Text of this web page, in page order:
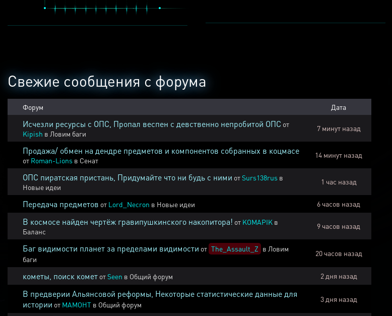
Свежие сообщения с форума
Форум Дата
Исчезли ресурсы с ОПС, Пропал веспен с девственно непробитой ОПС от
Kipish в Ловим баги
7 минут назад
Продажа/ обмен на дендре предметов и компонентов собранных в коцмасе
от Roman-Lions в Сенат
14 минут назад
ОПС пиратская пристань, Придумайте что ни будь с ними отSurs138rus в
Новые идеи
1 час назад
Передача предметов от Lord_Necron в Новые идеи 6 часов назад
В космосе найден чертёж гравипушкинского накопитора! от KOMAPIK в
Баланс
9 часов назад
Баг видимости планет за пределами видимости от The_Assault_Z в Ловим
баги
20 часов назад
кометы, поиск комет отSeen в Общий форум 2 дня назад
В предверии Альянсовой реформы, Некоторые статистические данные для
истории от MAMOHT в Общий форум
3 дня назад